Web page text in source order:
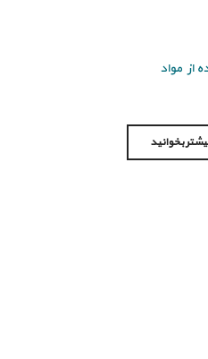
از مواد
بخوانید